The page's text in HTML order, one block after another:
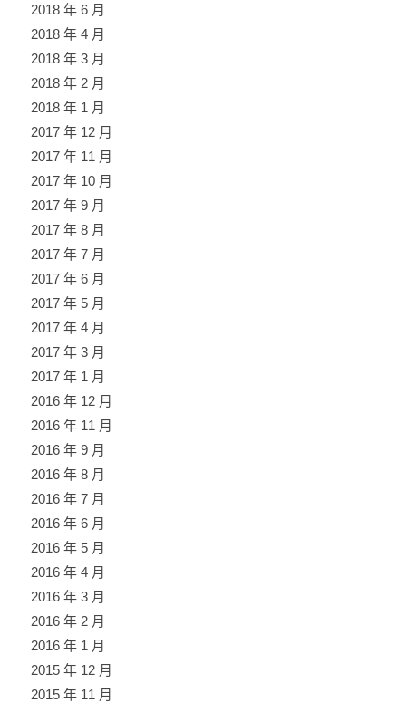
2018 年 6 月
2018 年 4 月
2018 年 3 月
2018 年 2 月
2018 年 1 月
2017 年 12 月
2017 年 11 月
2017 年 10 月
2017 年 9 月
2017 年 8 月
2017 年 7 月
2017 年 6 月
2017 年 5 月
2017 年 4 月
2017 年 3 月
2017 年 1 月
2016 年 12 月
2016 年 11 月
2016 年 9 月
2016 年 8 月
2016 年 7 月
2016 年 6 月
2016 年 5 月
2016 年 4 月
2016 年 3 月
2016 年 2 月
2016 年 1 月
2015 年 12 月
2015 年 11 月